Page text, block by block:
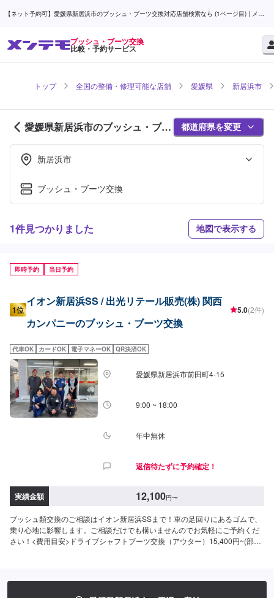
【ネット予約可】愛媛県新居浜市のブッシュ・ブーツ交換対応店舗検索なら (1ページ目) | メン
ブッシュ・ブーツ交換
比較・予約サービス
トップ 全国の整備・修理可能な店舗 愛媛県 新居浜市
愛媛県新居浜市のブッシュ・ブー
ツ交換対応店舗紹介 (1ページ目)
都道府県を変更
新居浜市
ブッシュ・ブーツ交換
1件見つかりました 地図で表示する
即時予約 当日予約
1位
イオン新居浜SS / 出光リテール販売(株) 関西
カンパニーのブッシュ・ブーツ交換
5.0(2件)
代車OK カードOK 電子マネーOK QR決済OK
愛媛県新居浜市前田町4-15
9:00 ~ 18:00
年中無休
返信待たずに予約確定！
実績金額 12,100円〜
ブッシュ類交換のご相談はイオン新居浜SSまで！車の足回りにあるゴムで、
乗り心地に影響します。ご相談だけでも構いませんのでお気軽にご予約くだ
さい！<費用目安>ドライブシャフトブーツ交換（アウター）15,400円~(部品